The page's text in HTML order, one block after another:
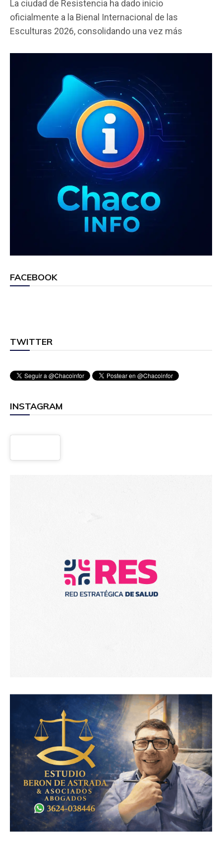
ce
b
o
tt
er
at
s
A
p
p
ail m
p
tir
La ciudad de Resistencia ha dado inicio
oficialmente a la Bienal Internacional de las
Esculturas 2026, consolidando una vez más
FACEBOOK
TWITTER
INSTAGRAM